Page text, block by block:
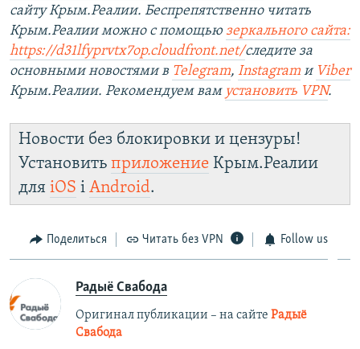
сайту Крым.Реалии. Беспрепятственно читать
Крым.Реалии можно с помощью зеркального сайта:
https://d31lfyprvtx7op.cloudfront.net/следите за
основными новостями в Telegram, Instagram и Viber
Крым.Реалии. Рекомендуем вам установить VPN.
Новости без блокировки и цензуры!
Установить приложение Крым.Реалии
для iOS і Android.
Поделиться Читать без VPN Follow us
Радыё Свабода
Оригинал публикации – на сайте Радыё
Свабода